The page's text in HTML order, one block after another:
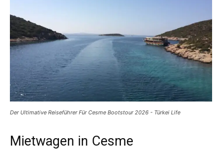
Der Ultimative Reiseführer Für Cesme Bootstour 2026 - Türkei Life
Mietwagen in Cesme